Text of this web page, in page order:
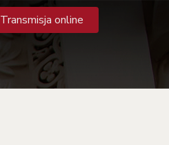
Transmisja online